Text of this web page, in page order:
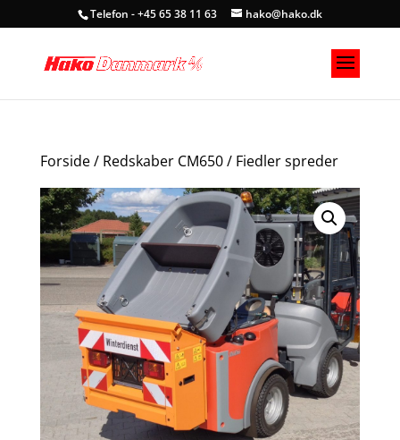
Telefon - +45 65 38 11 63 hako@hako.dk
Forside/ Redskaber CM650/ Fiedler spreder